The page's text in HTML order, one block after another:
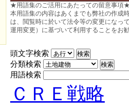
★用語集のご活用にあたっての留意事項
本用語集の内容はあくまでも弊社の作成
は、閲覧時に於いて法令等の変更になっ
運用変更）に基づいて利用することをお
頭文字検索
分類検索
用語検索
ＣＲＥ戦略